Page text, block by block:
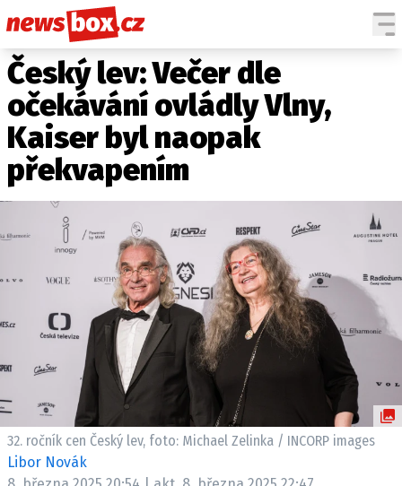
DOMÁCÍ
ZAHRANIČÍ
POČASÍ
KRIMI
EKONOMIKA
KULTURA
SPOLEČNOST
SPORT
ČESKÉ CELEBRITY
SVĚTOVÉ CELEBRITY
SLEDUJTE NÁS NA|
Máte příběh, fotku nebo video?
Pošlete e-mail na newsbox.cz
Český lev: Večer dle
očekávání ovládly Vlny,
Kaiser byl naopak
překvapením
32. ročník cen Český lev, foto: Michael Zelinka / INCORP images
Libor Novák